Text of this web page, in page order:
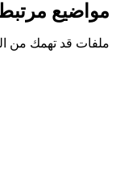
مواضيع
ملفات قد تهمك من